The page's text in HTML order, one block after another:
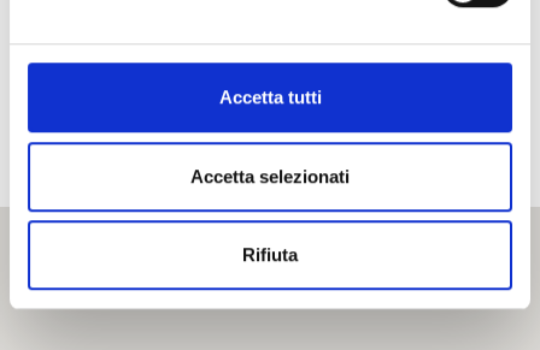
Accetta tutti
Accetta selezionati
Rifiuta